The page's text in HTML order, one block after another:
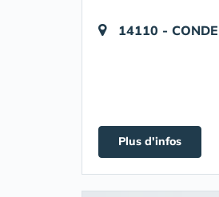
14110 -
Plus d'infos